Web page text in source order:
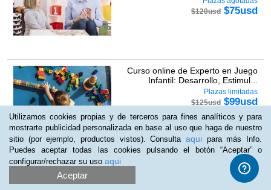
$120usd $75usd
Curso online de Experto en Juego
Infantil: Desarrollo, Estimul...
Plazas limitadas
$125usd $99usd
Curso online de Psicomotricidad
Infantil Práctico
Plazas limitadas
Utilizamos cookies propias y de terceros para fines analíticos y para
mostrarte publicidad personalizada en base al uso que haga de nuestro
sitio (por ejemplo, productos vistos). Consulta aqui para más Info.
Puedes aceptar todas las cookies pulsando el botón “Aceptar” o
configurar/rechazar su uso aqui
Aceptar